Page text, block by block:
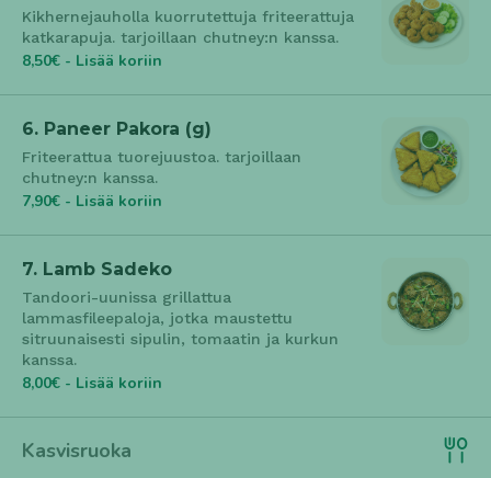
Kikhernejauholla kuorrutettuja friteerattuja
katkarapuja. tarjoillaan chutney:n kanssa.
8,50€ - Lisää koriin
6. Paneer Pakora (g)
Friteerattua tuorejuustoa. tarjoillaan
chutney:n kanssa.
7,90€ - Lisää koriin
7. Lamb Sadeko
Tandoori-uunissa grillattua
lammasfileepaloja, jotka maustettu
sitruunaisesti sipulin, tomaatin ja kurkun
kanssa.
8,00€ - Lisää koriin
Kasvisruoka